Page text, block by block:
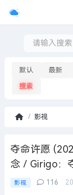
默认 最新
搜索
页
影视
夺命许愿
念 / Girigo：
影视 116